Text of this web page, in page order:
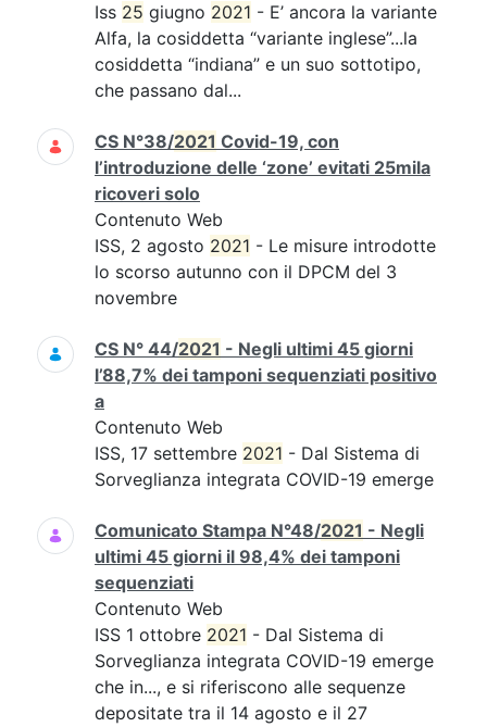
Iss 25 giugno 2021 - E’ ancora la variante
Alfa, la cosiddetta “variante inglese”...la
cosiddetta “indiana” e un suo sottotipo,
che passano dal...
CS N°38/2021 Covid-19, con
l’introduzione delle ‘zone’ evitati 25mila
ricoveri solo
Contenuto Web
ISS, 2 agosto 2021 - Le misure introdotte
lo scorso autunno con il DPCM del 3
novembre
CS N° 44/2021 - Negli ultimi 45 giorni
l’88,7% dei tamponi sequenziati positivo
a
Contenuto Web
ISS, 17 settembre 2021 - Dal Sistema di
Sorveglianza integrata COVID-19 emerge
Comunicato Stampa N°48/2021 - Negli
ultimi 45 giorni il 98,4% dei tamponi
sequenziati
Contenuto Web
ISS 1 ottobre 2021 - Dal Sistema di
Sorveglianza integrata COVID-19 emerge
che in..., e si riferiscono alle sequenze
depositate tra il 14 agosto e il 27